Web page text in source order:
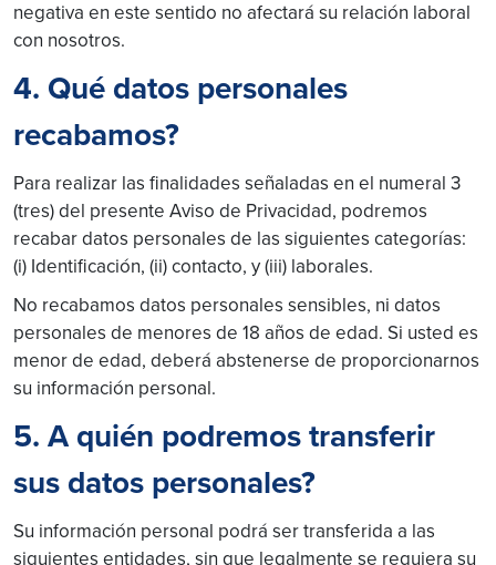
negativa en este sentido no afectará su relación laboral
con nosotros.
4. Qué datos personales
recabamos?
Para realizar las finalidades señaladas en el numeral 3
(tres) del presente Aviso de Privacidad, podremos
recabar datos personales de las siguientes categorías:
(i) Identificación, (ii) contacto, y (iii) laborales.
No recabamos datos personales sensibles, ni datos
personales de menores de 18 años de edad. Si usted es
menor de edad, deberá abstenerse de proporcionarnos
su información personal.
5. A quién podremos transferir
sus datos personales?
Su información personal podrá ser transferida a las
siguientes entidades, sin que legalmente se requiera su